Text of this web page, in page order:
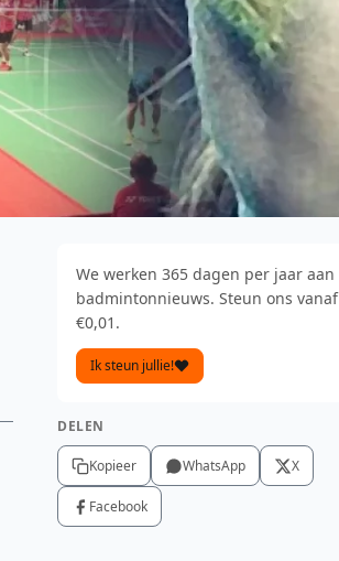
We werken 365 dagen per jaar aan
badmintonnieuws. Steun ons vanaf
€0,01.
Ik steun jullie!
DELEN
Kopieer WhatsApp X
Facebook